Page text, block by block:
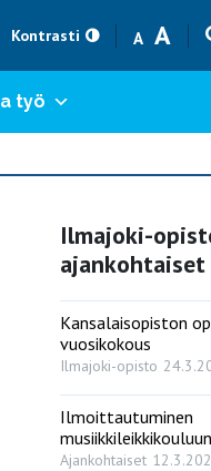
Kontrasti A
Text
A
työ
Ilmajoki-
ajankohtaiset
Kansalaisopiston
vuosikokous
Ilmajoki-opisto
Ilmoittautuminen
Ajankohtaiset